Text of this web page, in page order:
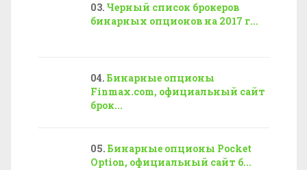
Черный список брокеров
бинарных опционов на 2017 г...
Бинарные опционы
Finmax.com, официальный сайт
брок...
Бинарные опционы Pocket
Option, официальный сайт б...